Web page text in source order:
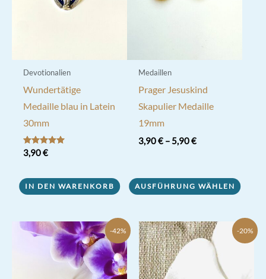
Devotionalien
Wundertätige
Medaille blau in Latein
30mm
Bewertet mit
5.00
3,90€
IN DEN WARENKORB
Medaillen
Prager Jesuskind
Skapulier Medaille
19mm
3,90€– 5,90€
AUSFÜHRUNG WÄHLEN
weist
Varianten
auf.
Die
Optionen
-42% -20%